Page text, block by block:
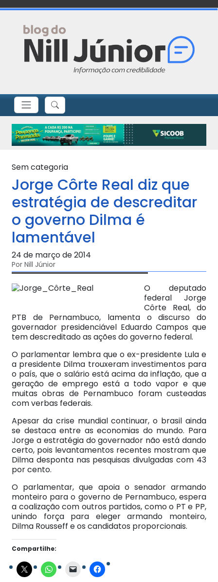
Sem categoria
Jorge Côrte Real diz que
estratégia de descreditar
o governo Dilma é
lamentável
24 de março de 2014
Por Nill Júnior
O deputado
federal Jorge
Côrte Real, do
PTB de Pernambuco, lamenta o discurso do
governador presidenciável Eduardo Campos que
tem descreditado as ações do governo federal.
O parlamentar lembra que o ex-presidente Lula e
a presidente Dilma trouxeram investimentos para
o país, que o salário está acima da inflação, que a
geração de emprego está a todo vapor e que
muitas obras de Pernambuco foram custeadas
com verbas federais.
Apesar da crise mundial continuar, o brasil ainda
se destaca entre as economias do mundo. Para
Jorge a estratégia do governador não está dando
certo, pois levantamentos recentes mostram que
Dilma desponta nas pesquisas divulgadas com 43
por cento.
O parlamentar, que apoia o senador armando
monteiro para o governo de Pernambuco, espera
a coalização com outros partidos, como o PT e PP,
unindo força para eleger armando monteiro,
Dilma Rousseff e os candidatos proporcionais.
Compartilhe: